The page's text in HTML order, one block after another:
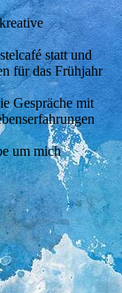
statt und
für das Frühjahr
Gespräche mit
um mich